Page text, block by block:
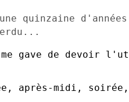
quinzaine d'années
gave de devoir
après-midi,